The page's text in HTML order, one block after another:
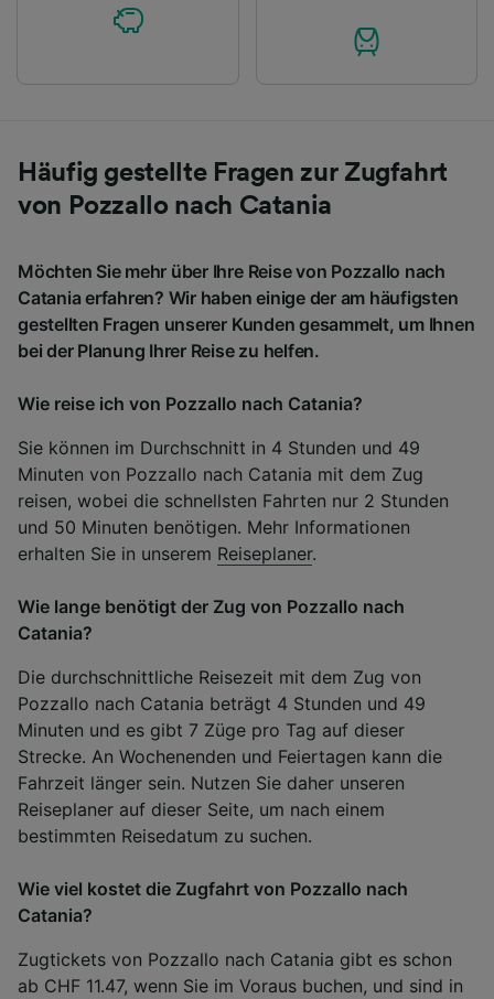
Häufig gestellte Fragen zur Zugfahrt
von Pozzallo nach Catania
Möchten Sie mehr über Ihre Reise von Pozzallo nach
Catania erfahren? Wir haben einige der am häufigsten
gestellten Fragen unserer Kunden gesammelt, um Ihnen
bei der Planung Ihrer Reise zu helfen.
Wie reise ich von Pozzallo nach Catania?
Sie können im Durchschnitt in 4 Stunden und 49
Minuten von Pozzallo nach Catania mit dem Zug
reisen, wobei die schnellsten Fahrten nur 2 Stunden
und 50 Minuten benötigen. Mehr Informationen
erhalten Sie in unserem Reiseplaner.
Wie lange benötigt der Zug von Pozzallo nach
Catania?
Die durchschnittliche Reisezeit mit dem Zug von
Pozzallo nach Catania beträgt 4 Stunden und 49
Minuten und es gibt 7 Züge pro Tag auf dieser
Strecke. An Wochenenden und Feiertagen kann die
Fahrzeit länger sein. Nutzen Sie daher unseren
Reiseplaner auf dieser Seite, um nach einem
bestimmten Reisedatum zu suchen.
Wie viel kostet die Zugfahrt von Pozzallo nach
Catania?
Zugtickets von Pozzallo nach Catania gibt es schon
ab CHF 11.47, wenn Sie im Voraus buchen, und sind in